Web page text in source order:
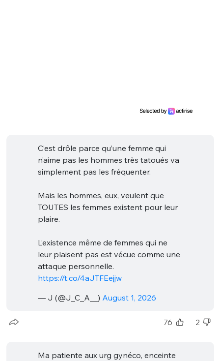
C’est drôle parce qu’une femme qui
n’aime pas les hommes très tatoués va
simplement pas les fréquenter.
Mais les hommes, eux, veulent que
TOUTES les femmes existent pour leur
plaire.
L’existence même de femmes qui ne
leur plaisent pas est vécue comme une
attaque personnelle.
https://t.co/4aJTFEejjw
— J (@J_C_A__) August 1, 2026
76 2
Ma patiente aux urg gynéco, enceinte